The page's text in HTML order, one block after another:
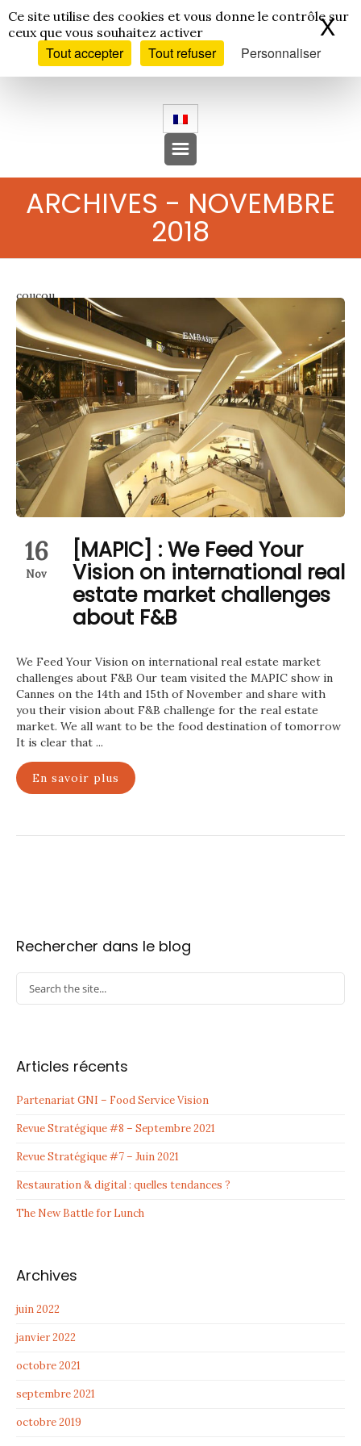
Panneau de gestion des cookies
Ce site utilise des cookies et vous donne le contrôle sur
ceux que vous souhaitez activer
Tout accepter Tout refuser Personnaliser
X
ARCHIVES - NOVEMBRE
2018
coucou
16
Nov
[MAPIC] : We Feed Your
Vision on international real
estate market challenges
about F&B
We Feed Your Vision on international real estate market
challenges about F&B Our team visited the MAPIC show in
Cannes on the 14th and 15th of November and share with
you their vision about F&B challenge for the real estate
market. We all want to be the food destination of tomorrow
It is clear that ...
En savoir plus
Rechercher dans le blog
Articles récents
Partenariat GNI – Food Service Vision
Revue Stratégique #8 – Septembre 2021
Revue Stratégique #7 – Juin 2021
Restauration & digital : quelles tendances ?
The New Battle for Lunch
Archives
juin 2022
janvier 2022
octobre 2021
septembre 2021
octobre 2019